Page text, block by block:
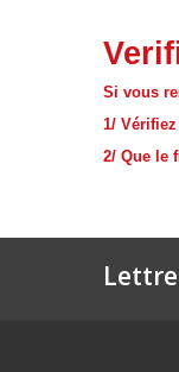
Si vous
1/
2/ Que le